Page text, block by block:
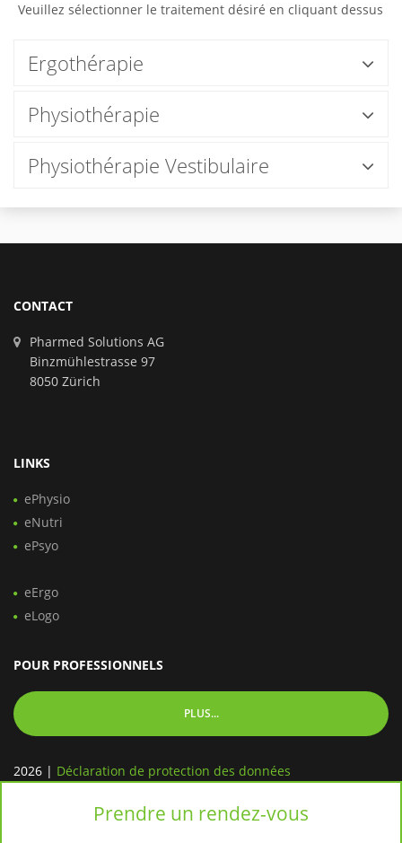
Prendre un rendez-vous
Veuillez sélectionner le traitement désiré en cliquant dessus
Ergothérapie
Physiothérapie
Physiothérapie Vestibulaire
CONTACT
Pharmed Solutions AG
Binzmühlestrasse 97
8050 Zürich
LINKS
ePhysio
eNutri
ePsyo
eErgo
eLogo
POUR PROFESSIONNELS
PLUS...
2026 | Déclaration de protection des données